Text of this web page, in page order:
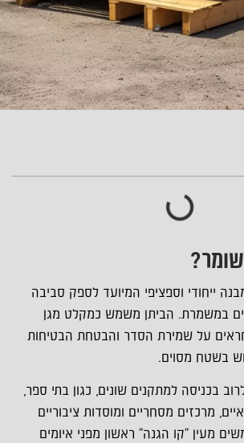
ייחודי וספציפי המיועד לספק סביבה
במשמרת. הביתן משמש כמקלט מגן
על שמירת הסדר והבטחת הבטיחות
בשטח מסוים.
בכניסה למתקנים שונים, כגון בתי ספר,
מרכזים מסחריים ומוסדות ציבוריים
מעין "קו הגנה" ראשון מפני איומים